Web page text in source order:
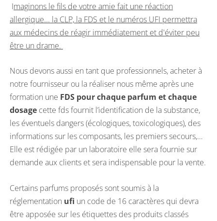
Imaginons le fils de votre amie fait une réaction
allergique... la CLP, la FDS et le numéros UFI permettra
aux médecins de réagir immédiatement et d'éviter peu
être un drame.
Nous devons aussi en tant que professionnels, acheter à
notre fournisseur ou la réaliser nous même après une
formation une FDS pour chaque parfum et chaque
dosage cette fds fournit l’identification de la substance,
les éventuels dangers (écologiques, toxicologiques), des
informations sur les composants, les premiers secours,…
Elle est rédigée par un laboratoire elle sera fournie sur
demande aux clients et sera indispensable pour la vente.
Certains parfums proposés sont soumis à la
réglementation ufi un code de 16 caractères qui devra
être apposée sur les étiquettes des produits classés